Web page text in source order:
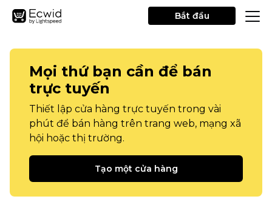
Bắt đầu
Mọi thứ bạn cần để bán
trực tuyến
Thiết lập cửa hàng trực tuyến trong vài
phút để bán hàng trên trang web, mạng xã
hội hoặc thị trường.
Tạo một cửa hàng